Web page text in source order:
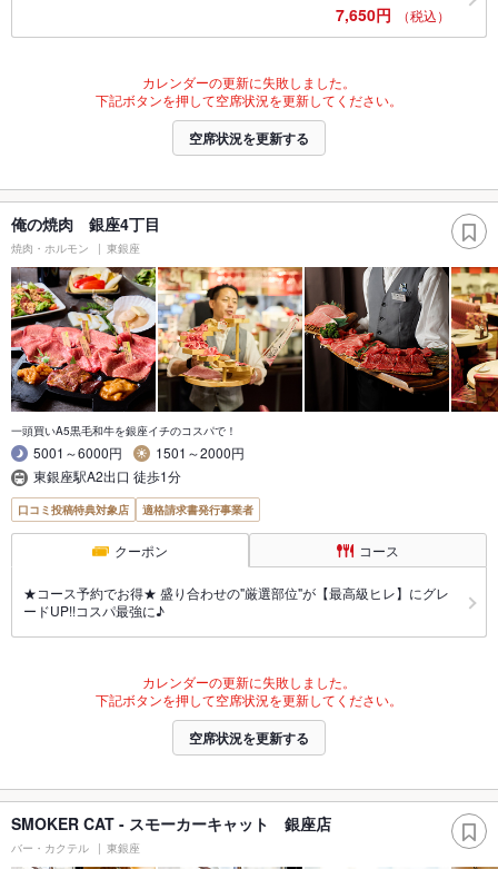
7,650円 （税込）
カレンダーの更新に失敗しました。
下記ボタンを押して空席状況を更新してください。
空席状況を更新する
俺の焼肉 銀座4丁目
焼肉・ホルモン 東銀座
一頭買いA5黒毛和牛を銀座イチのコスパで！
5001～6000円
1501～2000円
東銀座駅A2出口 徒歩1分
口コミ投稿特典対象店 適格請求書発行事業者
クーポン コース
★コース予約でお得★ 盛り合わせの"厳選部位"が【最高級ヒレ】にグレ
ードUP!!コスパ最強に♪
カレンダーの更新に失敗しました。
下記ボタンを押して空席状況を更新してください。
空席状況を更新する
SMOKER CAT - スモーカーキャット 銀座店
バー・カクテル 東銀座